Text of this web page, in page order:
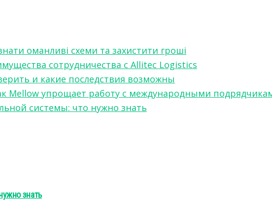
оманливі схеми та захистити гроші
сотрудничества с Allitec Logistics
и какие последствия возможны
Mellow упрощает работу с международными
системы: что нужно знать
знать